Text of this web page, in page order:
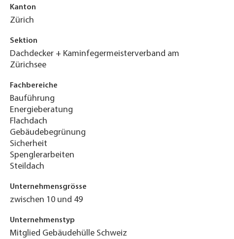
Kanton
Zürich
Sektion
Dachdecker + Kaminfegermeisterverband am
Zürichsee
Fachbereiche
Bauführung
Energieberatung
Flachdach
Gebäudebegrünung
Sicherheit
Spenglerarbeiten
Steildach
Unternehmensgrösse
zwischen 10 und 49
Unternehmenstyp
Mitglied Gebäudehülle Schweiz